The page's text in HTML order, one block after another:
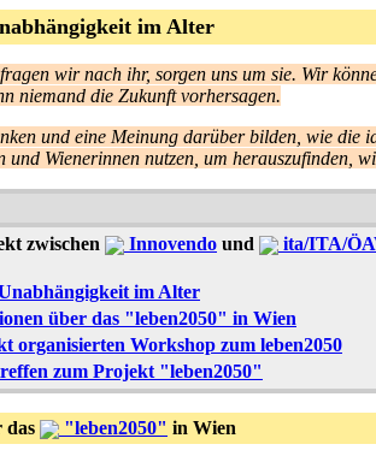
im Alter
wir nach ihr, sorgen uns um sie. Wir
niemand die Zukunft vorhersagen.
und eine Meinung darüber bilden, wie
Wienerinnen nutzen, um herauszufinden,
zwischen Innovendo und ita/ITA/
im Alter
über das "leben2050" in Wien
organisierten Workshop zum leben2050
zum Projekt "leben2050"
das "leben2050" in Wien